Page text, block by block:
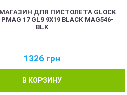
МАГАЗИН ДЛЯ ПИСТОЛЕТА GLOCK
17 GL9 9X19 BLACK MAG546-
BLK
1326 грн
В КОРЗИНУ